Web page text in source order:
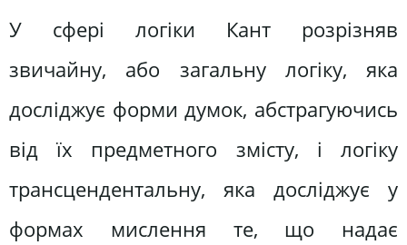
У сфері логіки Кант розрізняв
звичайну, або загальну логіку, яка
досліджує форми думок, абстрагуючись
від їх предметного змісту, і логіку
трансцендентальну, яка досліджує у
формах мислення те, що надає